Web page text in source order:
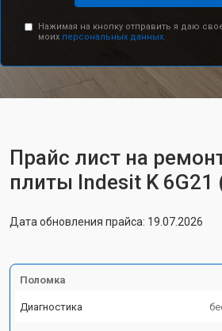
Нажимая на кнопку отправить я даю
моих персональных данных.
Прайс лист на
плиты Indesit K 6G21
Дата обновления прайса: 19.07.2026
Поломка
Диагностика